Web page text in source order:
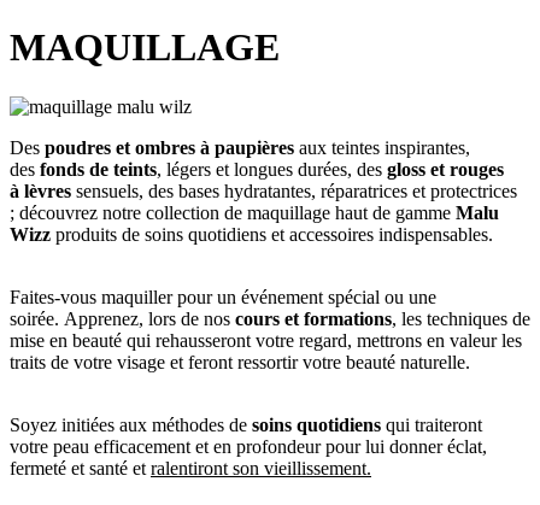
MAQUILLAGE
Des poudres et ombres à paupières aux teintes inspirantes,
des fonds de teints, légers et longues durées, des gloss et rouges
à lèvres sensuels, des bases hydratantes, réparatrices et protectrices
; découvrez notre collection de maquillage haut de gamme Malu
Wizz produits de soins quotidiens et accessoires indispensables.
Faites-vous maquiller pour un événement spécial ou une
soirée. Apprenez, lors de nos cours et formations, les techniques de
mise en beauté qui rehausseront votre regard, mettrons en valeur les
traits de votre visage et feront ressortir votre beauté naturelle.
Soyez initiées aux méthodes de soins quotidiens qui traiteront
votre peau efficacement et en profondeur pour lui donner éclat,
fermeté et santé et ralentiront son vieillissement.